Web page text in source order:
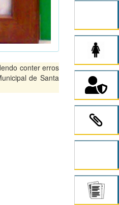
conter erros
de Santa